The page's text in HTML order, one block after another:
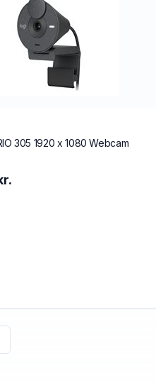
305 1920 x 1080 Webcam